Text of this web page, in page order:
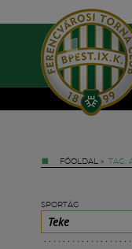
FŐOLDAL » TAG:
SPORTÁG
Teke